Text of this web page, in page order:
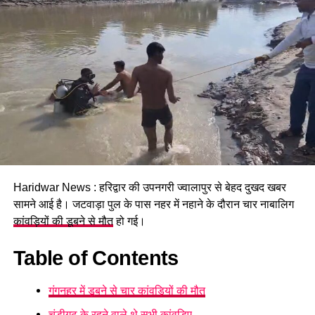
वाले सेमिनार में भारत का करेंगी प्रतिनिधित्व।
Haridwar News : हरिद्वार की उपनगरी ज्वालापुर से बेहद दुखद खबर
सामने आई है। जटवाड़ा पुल के पास नहर में नहाने के दौरान चार नाबालिग
कांवड़ियों की डूबने से मौतहो गई।
Table of Contents
गंगनहर में डूबने से चार कांवड़ियों की मौत